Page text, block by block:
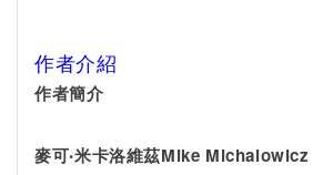
作者介紹
作者簡介
麥可‧米卡洛維茲Mike Michalowicz